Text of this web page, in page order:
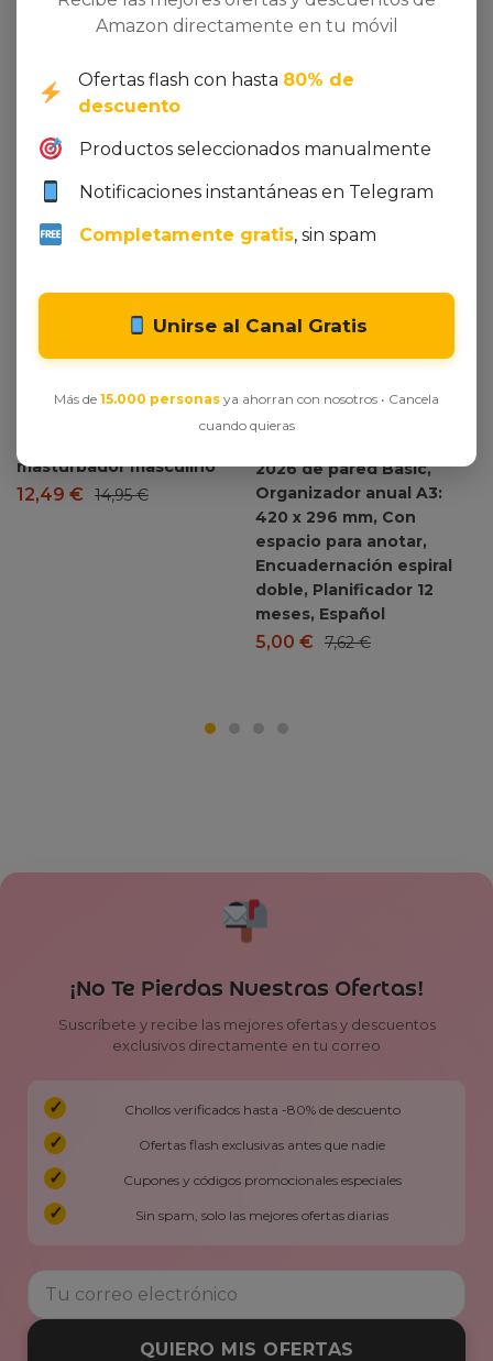
Ver oferta en Amazon
Satisfyer | Juguetes
Sexuales Hombre |
flexibles para el máximo
placer | Tacto realista |
masturbador masculino
12,49 € 14,95€
Ver oferta en Amazon
2026 de pared Basic,
Organizador anual A3:
420 x 296 mm, Con
espacio para anotar,
Encuadernación espiral
doble, Planificador 12
meses, Español
5,00 € 7,62€
¡No Te Pierdas Nuestras Ofertas!
Suscríbete y recibe las mejores ofertas y descuentos
exclusivos directamente en tu correo
Chollos verificados hasta -80% de descuento
Ofertas flash exclusivas antes que nadie
Cupones y códigos promocionales especiales
Sin spam, solo las mejores ofertas diarias
QUIERO MIS OFERTAS
Amazon directamente en tu móvil
Ofertas flash con hasta 80% de
descuento
Productos seleccionados manualmente
Notificaciones instantáneas en Telegram
Completamente gratis, sin spam
Unirse al Canal Gratis
Más de 15.000 personas ya ahorran con nosotros • Cancela
cuando quieras